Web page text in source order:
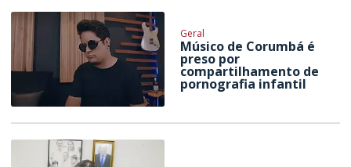
Geral
Músico de Corumbá é
preso por
compartilhamento de
pornografia infantil